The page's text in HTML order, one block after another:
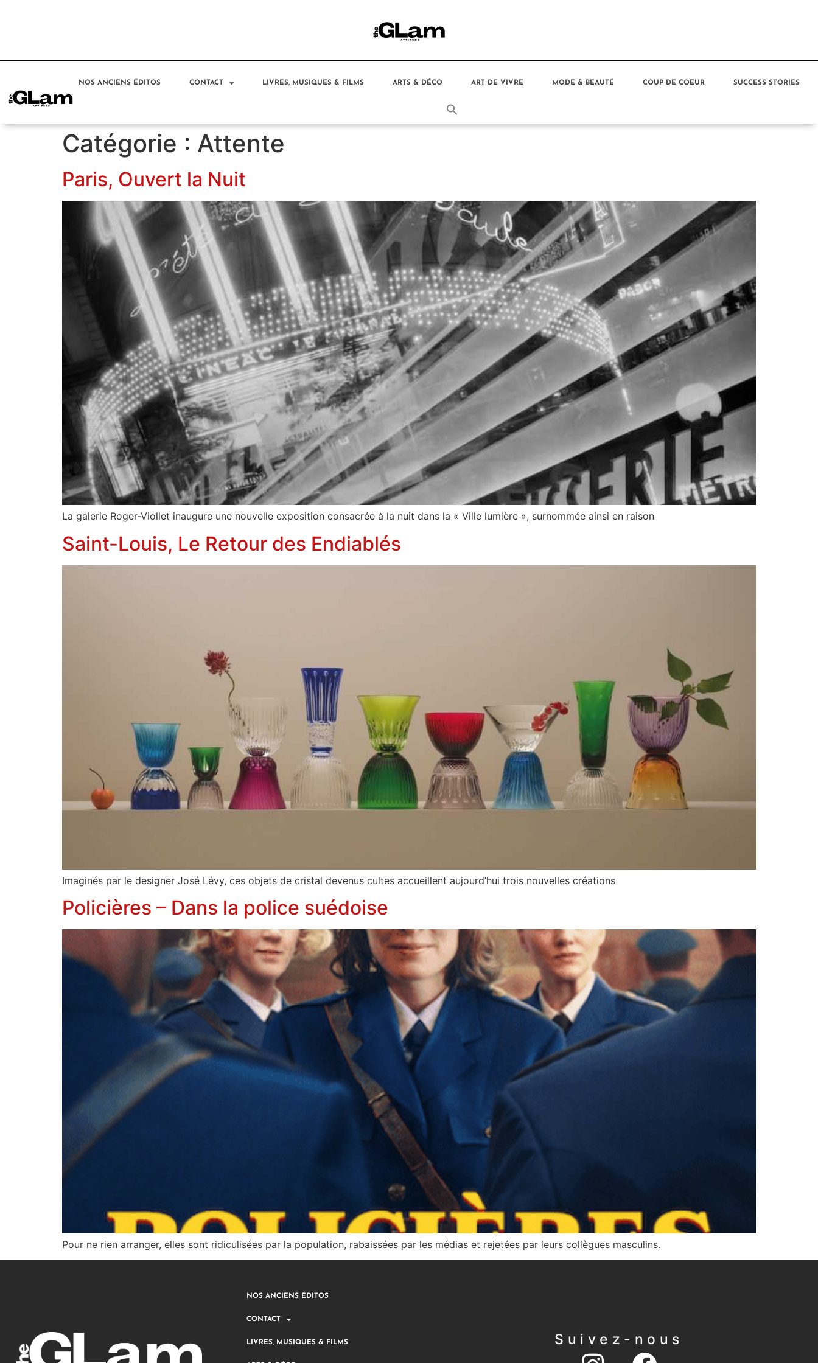
NOS ANCIENS ÉDITOS CONTACT LIVRES, MUSIQUES & FILMS ARTS & DÉCO ART DE VIVRE MODE & BEAUTÉ COUP DE COEUR SUCCESS STORIES
Catégorie : Attente
Paris, Ouvert la Nuit
La galerie Roger-Viollet inaugure une nouvelle exposition consacrée à la nuit dans la « Ville lumière », surnommée ainsi en raison
Saint-Louis, Le Retour des Endiablés
Imaginés par le designer José Lévy, ces objets de cristal devenus cultes accueillent aujourd’hui trois nouvelles créations
Policières – Dans la police suédoise
Pour ne rien arranger, elles sont ridiculisées par la population, rabaissées par les médias et rejetées par leurs collègues masculins.
NOS ANCIENS ÉDITOS
CONTACT
LIVRES, MUSIQUES & FILMS Suivez-nous